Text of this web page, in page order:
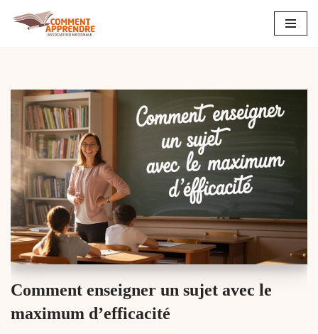
Comment enseigner un sujet avec le
maximum d’efficacité